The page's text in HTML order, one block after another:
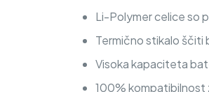
Li-Polymer celice so
Termično stikalo ščiti
Visoka kapaciteta
100% kompatibilnost